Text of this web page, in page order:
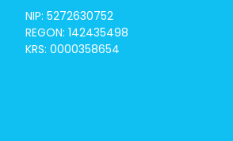
NIP: 5272630752
REGON: 142435498
KRS: 0000358654